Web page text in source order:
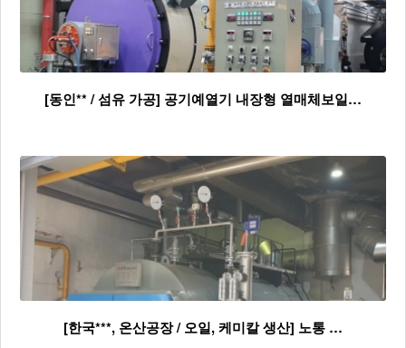
[동인** / 섬유 가공] 공기예열기 내장형 열매체보일…
[한국***, 온산공장 / 오일, 케미칼 생산] 노통 …